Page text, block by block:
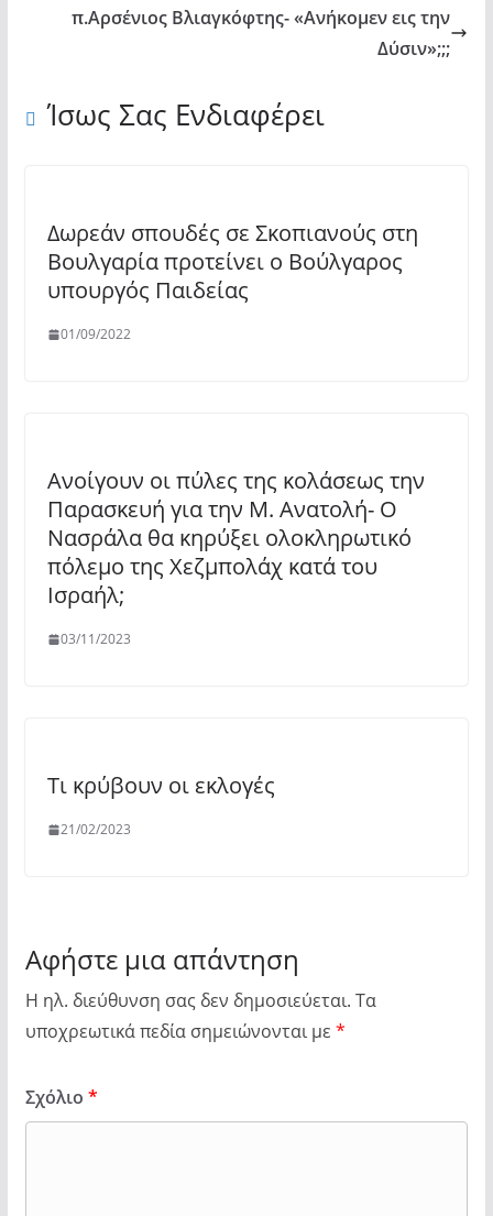
π.Αρσένιος Βλιαγκόφτης- «Ανήκομεν εις την
Δύσιν»;;;
Ίσως Σας Ενδιαφέρει
Δωρεάν σπουδές σε Σκοπιανούς στη
Βουλγαρία προτείνει ο Βούλγαρος
υπουργός Παιδείας
01/09/2022
Ανοίγουν οι πύλες της κoλάσεως την
Παρασκευή για την Μ. Ανατολή- Ο
Νασράλα θα κηρύξει ολοκληρωτικό
πόλεμο της Χεζμπολάχ κατά του
Ισραήλ;
03/11/2023
Τι κρύβουν οι εκλογές
21/02/2023
Αφήστε μια απάντηση
Η ηλ. διεύθυνση σας δεν δημοσιεύεται. Τα
υποχρεωτικά πεδία σημειώνονται με *
Σχόλιο *